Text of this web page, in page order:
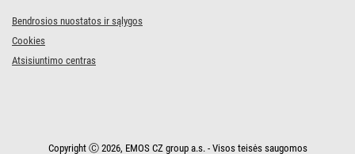
Bendrosios nuostatos ir sąlygos
Cookies
Atsisiuntimo centras
Copyright Ⓒ 2026, EMOS CZ group a.s. - Visos teisės saugomos